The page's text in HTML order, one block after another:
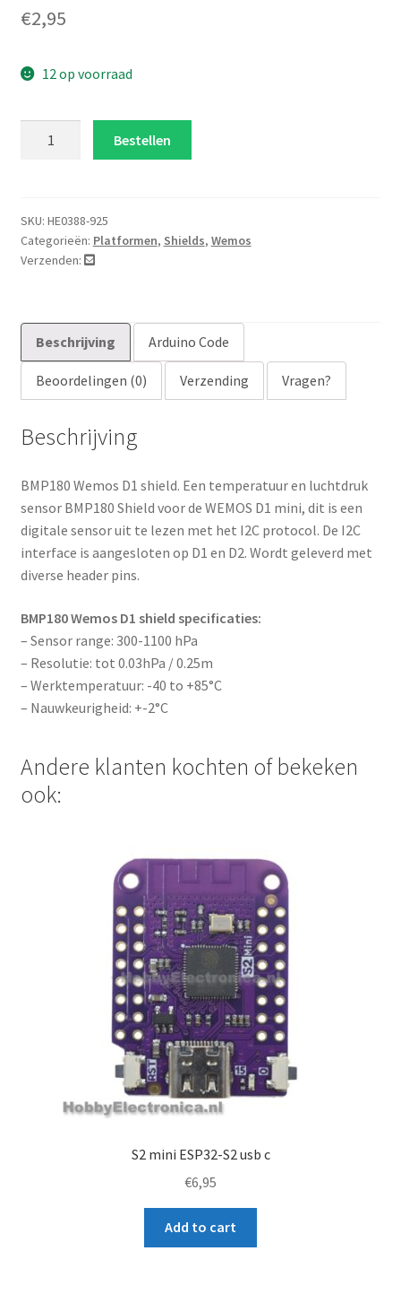
€2,95
12 op voorraad
aantal
Bestellen
SKU: HE0388-925
Categorieën: Platformen, Shields, Wemos
Verzenden:
Beschrijving Arduino Code
Beoordelingen (0) Verzending Vragen?
Beschrijving
BMP180 Wemos D1 shield. Een temperatuur en luchtdruk
sensor BMP180 Shield voor de WEMOS D1 mini, dit is een
digitale sensor uit te lezen met het I2C protocol. De I2C
interface is aangesloten op D1 en D2. Wordt geleverd met
diverse header pins.
BMP180 Wemos D1 shield specificaties:
– Sensor range: 300-1100 hPa
– Resolutie: tot 0.03hPa / 0.25m
– Werktemperatuur: -40 to +85°C
– Nauwkeurigheid: +-2°C
Andere klanten kochten of bekeken
ook:
S2 mini ESP32-S2 usb c
€6,95
Add to cart